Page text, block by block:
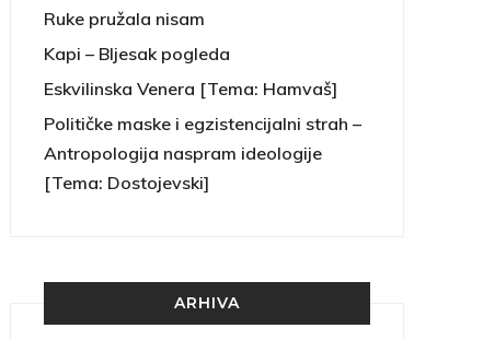
Ruke pružala nisam
Kapi – Bljesak pogleda
Eskvilinska Venera [Tema: Hamvaš]
Političke maske i egzistencijalni strah –
Antropologija naspram ideologije
[Tema: Dostojevski]
ARHIVA